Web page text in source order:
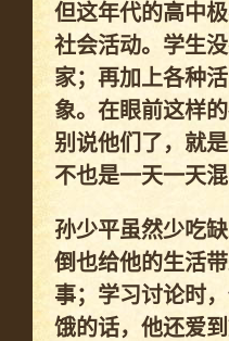
但这年代的高中
社会活动。学生
家；再加上各种
象。在眼前这样
别说他们了，就
不也是一天一天混
孙少平虽然少吃
倒也给他的生活
事；学习讨论时
饿的话，他还爱